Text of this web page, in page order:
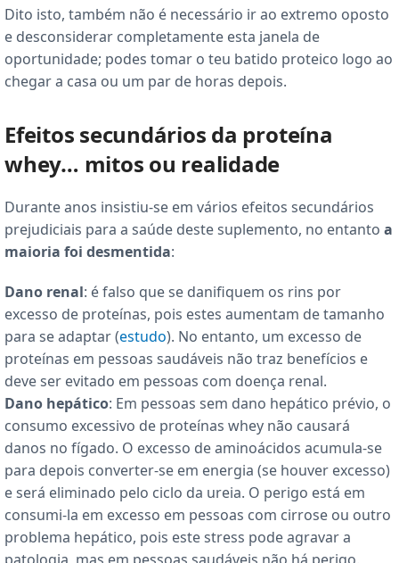
Dito isto, também não é necessário ir ao extremo oposto
e desconsiderar completamente esta janela de
oportunidade; podes tomar o teu batido proteico logo ao
chegar a casa ou um par de horas depois.
Efeitos secundários da proteína
whey… mitos ou realidade
Durante anos insistiu-se em vários efeitos secundários
prejudiciais para a saúde deste suplemento, no entanto a
maioria foi desmentida:
Dano renal: é falso que se danifiquem os rins por
excesso de proteínas, pois estes aumentam de tamanho
para se adaptar (estudo). No entanto, um excesso de
proteínas em pessoas saudáveis não traz benefícios e
deve ser evitado em pessoas com doença renal.
Dano hepático: Em pessoas sem dano hepático prévio, o
consumo excessivo de proteínas whey não causará
danos no fígado. O excesso de aminoácidos acumula-se
para depois converter-se em energia (se houver excesso)
e será eliminado pelo ciclo da ureia. O perigo está em
consumi-la em excesso em pessoas com cirrose ou outro
problema hepático, pois este stress pode agravar a
patologia, mas em pessoas saudáveis não há perigo.